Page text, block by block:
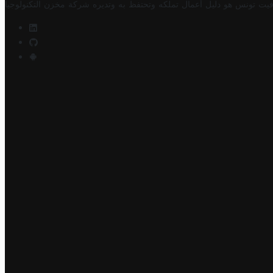
تونس هو دليل أعمال تملكه وتحتفظ به وتديره شركة مخزن التكنولوجيا